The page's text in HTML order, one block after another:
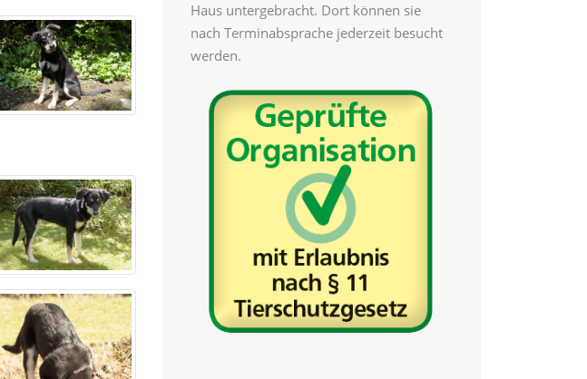
Haus untergebracht. Dort können sie
nach Terminabsprache jederzeit besucht
werden.